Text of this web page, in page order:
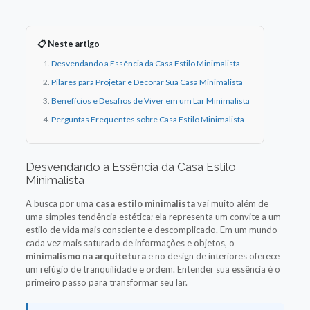
📋 Neste artigo
Desvendando a Essência da Casa Estilo Minimalista
Pilares para Projetar e Decorar Sua Casa Minimalista
Benefícios e Desafios de Viver em um Lar Minimalista
Perguntas Frequentes sobre Casa Estilo Minimalista
Desvendando a Essência da Casa Estilo
Minimalista
A busca por uma casa estilo minimalistavai muito além de
uma simples tendência estética; ela representa um convite a um
estilo de vida mais consciente e descomplicado. Em um mundo
cada vez mais saturado de informações e objetos, o
minimalismo na arquiteturae no design de interiores oferece
um refúgio de tranquilidade e ordem. Entender sua essência é o
primeiro passo para transformar seu lar.